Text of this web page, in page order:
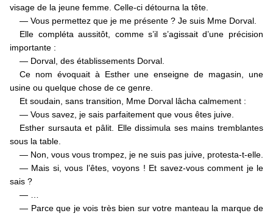
visage de la jeune femme. Celle-ci détourna la tête.
— Vous permettez que je me présente ? Je suis Mme Dorval.
Elle compléta aussitôt, comme s’il s’agissait d’une précision
importante :
— Dorval, des établissements Dorval.
Ce nom évoquait à Esther une enseigne de magasin, une
usine ou quelque chose de ce genre.
Et soudain, sans transition, Mme Dorval lâcha calmement :
— Vous savez, je sais parfaitement que vous êtes juive.
Esther sursauta et pâlit. Elle dissimula ses mains tremblantes
sous la table.
— Non, vous vous trompez, je ne suis pas juive, protesta-t-elle.
— Mais si, vous l’êtes, voyons ! Et savez-vous comment je le
sais ?
— …
— Parce que je vois très bien sur votre manteau la marque de